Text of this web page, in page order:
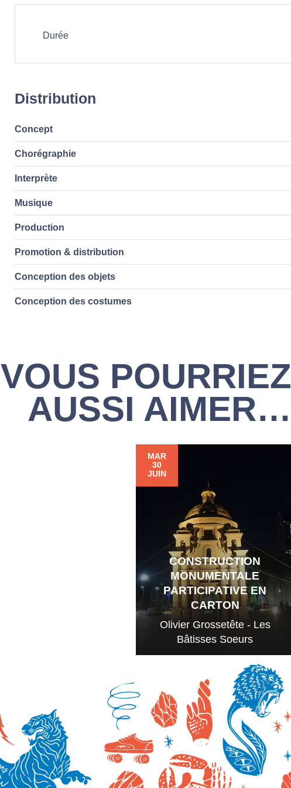
Durée
Distribution
Concept
Chorégraphie
Interprète
Musique
Production
Promotion & distribution
Conception des objets
Conception des costumes
VOUS POURRIEZ
AUSSI AIMER…
MAR
30
JUIN
CONSTRUCTION
MONUMENTALE
PARTICIPATIVE EN
CARTON
Olivier Grossetête - Les
Bâtisses Soeurs